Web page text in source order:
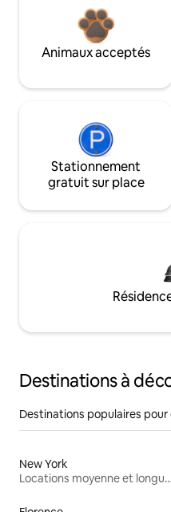
Animaux acceptés
Stationnement
gratuit sur place
Destinations à
Destinations populaires
New York
Locations moyenne et longue durée